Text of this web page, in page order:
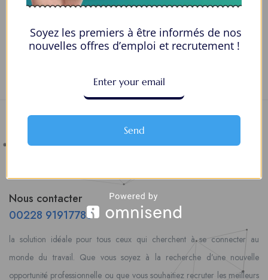
Nous contacter
00228 91917788
la solution idéale pour tous ceux qui cherchent à se connecter au
monde du travail. Que vous soyez à la recherche d’une nouvelle
opportunité professionnelle ou que vous souhaitiez recruter les meilleurs
Soyez les premiers à être informés de nos
nouvelles offres d’emploi et recrutement !
Send